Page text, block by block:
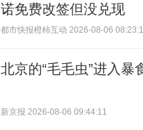
诺免费改签但没兑现
都市快报橙柿互动 2026-08-06
北京的“毛毛虫”进入
新京报 2026-08-06 09:44:11